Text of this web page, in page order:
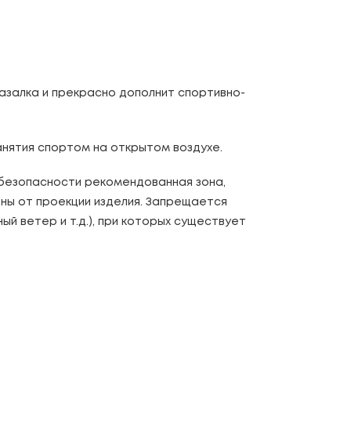
и прекрасно дополнит спортивно-
спортом на открытом воздухе.
рекомендованная зона,
от проекции изделия. Запрещается
ветер и т.д.), при которых существует